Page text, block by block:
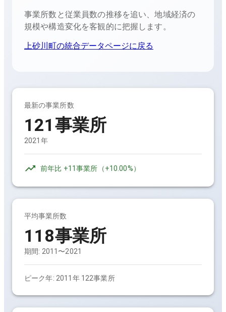
事業所数と従業員数の推移を追い、地域経済の
規模や構造変化を客観的に把握します。
上砂川町の統合データページに戻る
最新の事業所数
121事業所
2021年
前年比 +11事業所 （+10.00%）
平均事業所数
118事業所
期間: 2011〜2021
ピーク年: 2011年 122事業所